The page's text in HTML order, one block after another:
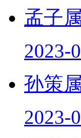
孟子
2023-
孙策
2023-